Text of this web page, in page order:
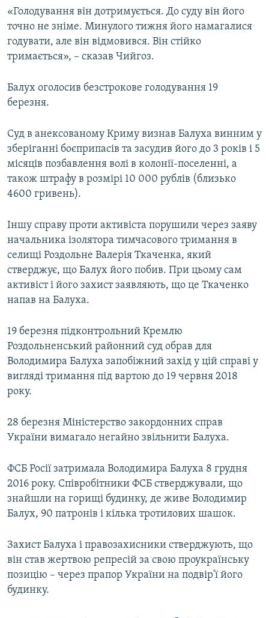
«Голодування він дотримується. До суду він його
точно не зніме. Минулого тижня його намагалися
годувати, але він відмовився. Він стійко
тримається», – сказав Чийгоз.
Балух оголосив безстрокове голодування 19
березня.
Суд в анексованому Криму визнав Балуха винним у
зберіганні боєприпасів та засудив його до 3 років і 5
місяців позбавлення волі в колонії-поселенні, а
також штрафу в розмірі 10 000 рублів (близько
4600 гривень).
Іншу справу проти активіста порушили через заяву
начальника ізолятора тимчасового тримання в
селищі Роздольне Валерія Ткаченка, який
стверджує, що Балух його побив. При цьому сам
активіст і його захист заявляють, що це Ткаченко
напав на Балуха.
19 березня підконтрольний Кремлю
Роздольненський районний суд обрав для
Володимира Балуха запобіжний захід у цій справі у
вигляді тримання під вартою до 19 червня 2018
року.
28 березня Міністерство закордонних справ
України вимагало негайно звільнити Балуха.
ФСБ Росії затримала Володимира Балуха 8 грудня
2016 року. Співробітники ФСБ стверджували, що
знайшли на горищі будинку, де живе Володимир
Балух, 90 патронів і кілька тротилових шашок.
Захист Балуха і правозахисники стверджують, що
він став жертвою репресій за свою проукраїнську
позицію – через прапор України на подвір'ї його
будинку.